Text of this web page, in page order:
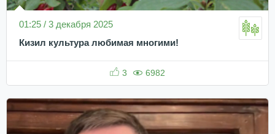
01:25 / 3 декабря 2025
Кизил культура любимая многими!
3 6982